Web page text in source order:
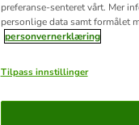
preferanse-senteret vårt. Mer
personlige data samt formålet
personvernerklæring
Tilpass innstillinger